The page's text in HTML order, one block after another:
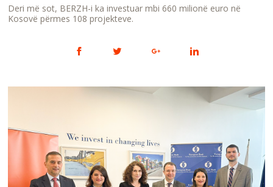
Deri më sot, BERZH-i ka investuar mbi 660 milionë euro në
Kosovë përmes 108 projekteve.